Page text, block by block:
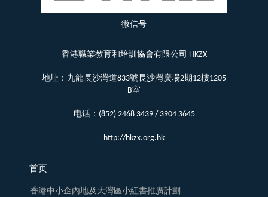
微信号
香港職業教育和培訓協會有限公司 HKZX
地址：九龍長沙灣道833號長沙灣廣場2期12樓1205
B室
电话：(852) 2468 3439 / 3904 3645
http://hkzx.org.hk
首页
香港中小企內地及大灣區小紅書推廣計劃